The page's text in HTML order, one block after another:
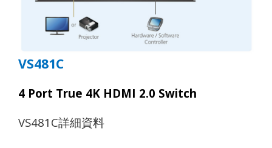
VS481C
4 Port True 4K HDMI 2.0 Switch
VS481C詳細資料